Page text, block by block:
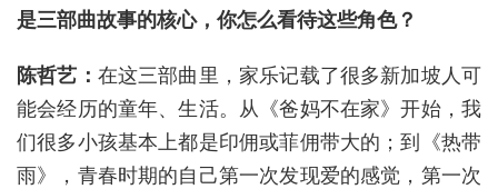
是三部曲故事的核心，你怎么看待这些角色？
陈哲艺： 在这三部曲里，家乐记载了很多新加坡人可
能会经历的童年、生活。从《爸妈不在家》开始，我
们很多小孩基本上都是印佣或菲佣带大的；到《热带
雨》，青春时期的自己第一次发现爱的感觉，第一次